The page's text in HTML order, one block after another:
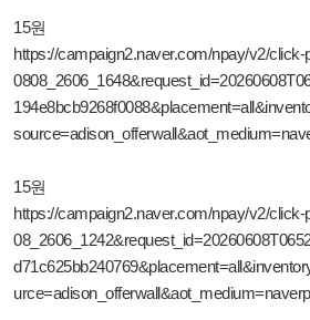
15원
https://campaign2.naver.com/npay/v2/
15원
https://campaign2.naver.com/npay/v2/